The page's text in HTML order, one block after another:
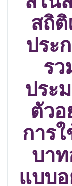
สถิ
ประ
รว
ประ
ตัว
การ
บาท
แบบอ